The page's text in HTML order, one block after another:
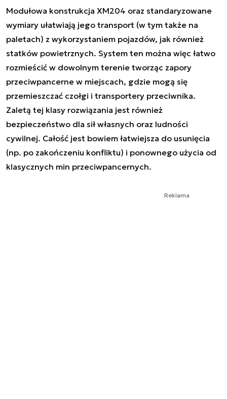
Modułowa konstrukcja XM204 oraz standaryzowane
wymiary ułatwiają jego transport (w tym także na
paletach) z wykorzystaniem pojazdów, jak również
statków powietrznych. System ten można więc łatwo
rozmieścić w dowolnym terenie tworząc zapory
przeciwpancerne w miejscach, gdzie mogą się
przemieszczać czołgi i transportery przeciwnika.
Zaletą tej klasy rozwiązania jest również
bezpieczeństwo dla sił własnych oraz ludności
cywilnej. Całość jest bowiem łatwiejsza do usunięcia
(np. po zakończeniu konfliktu) i ponownego użycia od
klasycznych min przeciwpancernych.
Reklama